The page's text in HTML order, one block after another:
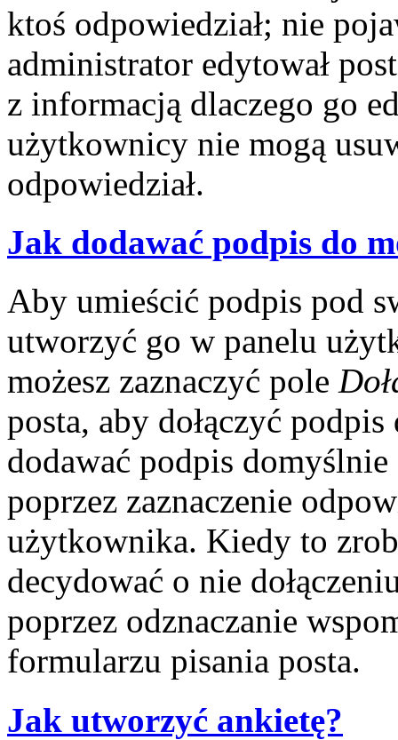
ktoś odpowiedział; nie
administrator edytował
z informacją dlaczego go
użytkownicy nie mogą
odpowiedział.
Jak dodawać podpis do
Aby umieścić podpis pod
utworzyć go w panelu
możesz zaznaczyć pole
posta, aby dołączyć
dodawać podpis
poprzez zaznaczenie
użytkownika. Kiedy to
decydować o nie
poprzez odznaczanie
formularzu pisania posta.
Jak utworzyć ankietę?